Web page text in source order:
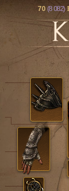
70(8 082)